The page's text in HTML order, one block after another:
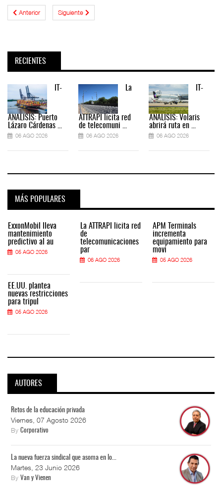
Anterior Siguiente
RECIENTES
IT-
ANÁLISIS: Puerto
Lázaro Cárdenas ...
06 AGO 2026
La
ATTRAPI licita red
de telecomuni ...
06 AGO 2026
IT-
ANÁLISIS: Volaris
abrirá ruta en ...
06 AGO 2026
MÁS POPULARES
ExxonMobil lleva
mantenimiento
predictivo al au
05 AGO 2026
EE.UU. plantea
nuevas restricciones
para tripul
05 AGO 2026
La ATTRAPI licita red
de
telecomunicaciones
par
06 AGO 2026
APM Terminals
incrementa
equipamiento para
movi
05 AGO 2026
AUTORES
Retos de la educación privada
Viernes, 07 Agosto 2026
By Corporativo
La nueva fuerza sindical que asoma en lo...
Martes, 23 Junio 2026
By Van y Vienen